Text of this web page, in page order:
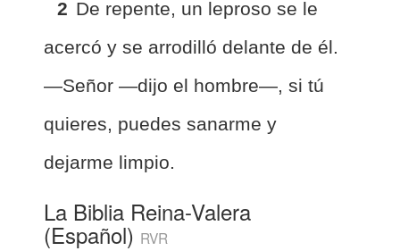
2 De repente, un leproso se le
acercó y se arrodilló delante de él.
—Señor —dijo el hombre—, si tú
quieres, puedes sanarme y
dejarme limpio.
La Biblia Reina-Valera
(Español) RVR